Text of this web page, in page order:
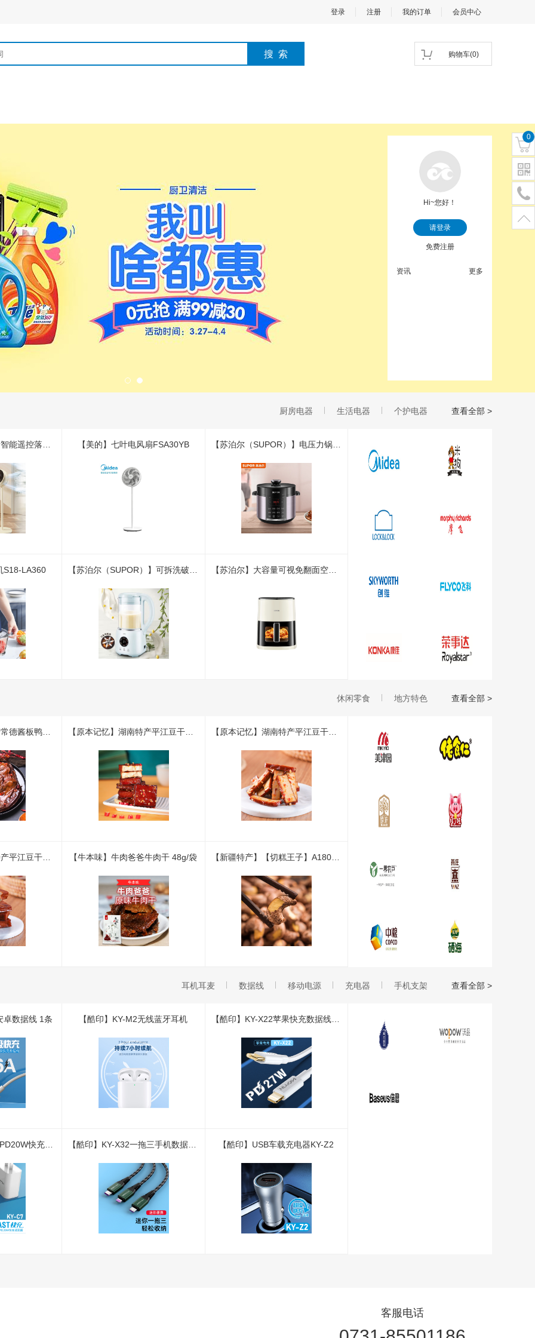
登录 注册 我的订单 会员中心
购物车(0)
Hi~您好！
请登录
免费注册
资讯 更多
查看全部 >
厨房电器 生活电器 个护电器
【美的】七叶电风扇FSA30YB 【苏泊尔（SUPOR）】电压力锅智能预约一锅双胆大容量5L SY-50YC4186
S18-LA360 【苏泊尔】大容量可视免翻面空气炸锅6L KD60D79
查看全部 >
休闲零食 地方特色
【原本记忆】湖南特产平江豆干休闲小吃零食 香辣豆干380g/包
【牛本味】牛肉爸爸牛肉干 48g/袋 【新疆特产】【切糕王子】A180紫衣腰果淡盐味250g*2盒
查看全部 >
耳机耳麦 数据线 移动电源 充电器 手机支架
卓数据线 1条 【酷印】KY-M2无线蓝牙耳机 【酷印】KY-X22苹果快充数据线 1条
【酷印】USB车载充电器KY-Z2
客服电话
0